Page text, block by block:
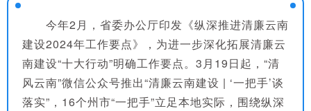
今年2月，省委办公厅印发《纵深推进清廉云南
建设2024年工作要点》，为进一步深化拓展清廉云
南建设“十大行动”明确工作要点。3月19日起，“清
风云南”微信公众号推出“清廉云南建设 | ‘一把手’谈
落实”，16个州市“一把手”立足本地实际，围绕纵深